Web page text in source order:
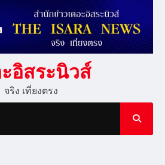
อิสระนิวส์
จริง เที่ยงตรง